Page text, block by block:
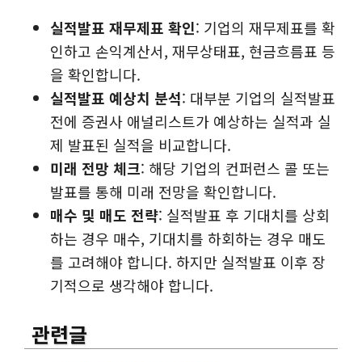
실적발표 재무제표 확인: 기업의 재무제표를 확
인하고 손익계산서, 재무상태표, 현금흐름표 등
을 확인합니다.
실적발표 예상치 분석: 대부분 기업의 실적발표
전에 증권사 애널리스트가 예상하는 실적과 실
제 발표된 실적을 비교합니다.
미래 전망 체크: 해당 기업의 컨퍼런스 콜 또는
발표를 통해 미래 전망을 확인합니다.
매수 및 매도 전략: 실적발표 후 기대치를 상회
하는 경우 매수, 기대치를 하회하는 경우 매도
를 고려해야 합니다. 하지만 실적발표 이후 장
기적으로 생각해야 합니다.
관련글